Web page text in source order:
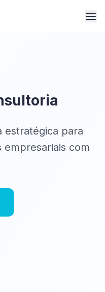
estratégica para
empresariais com